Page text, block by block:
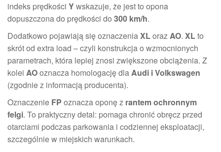
indeks prędkości Y wskazuje, że jest to opona
dopuszczona do prędkości do 300 km/h.
Dodatkowo pojawiają się oznaczeniaXLorazAO. XLto
skrót od extra load – czyli konstrukcja o wzmocnionych
parametrach, która lepiej znosi zwiększone obciążenia. Z
kolei AOoznacza homologację dlaAudi i Volkswagen
(zgodnie z informacją producenta).
Oznaczenie FP oznacza oponę z rantem ochronnym
felgi. To praktyczny detal: pomaga chronić obręcz przed
otarciami podczas parkowania i codziennej eksploatacji,
szczególnie w miejskich warunkach.